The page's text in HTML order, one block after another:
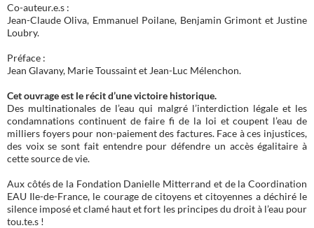
Co-auteur.e.s :
Jean-Claude Oliva, Emmanuel Poilane, Benjamin Grimont et Justine
Loubry.
Préface :
Jean Glavany, Marie Toussaint et Jean-Luc Mélenchon.
Cet ouvrage est le récit d’une victoire historique.
Des multinationales de l’eau qui malgré l’interdiction légale et les
condamnations continuent de faire fi de la loi et coupent l’eau de
milliers foyers pour non-paiement des factures. Face à ces injustices,
des voix se sont fait entendre pour défendre un accès égalitaire à
cette source de vie.
Aux côtés de la Fondation Danielle Mitterrand et de la Coordination
EAU Ile-de-France, le courage de citoyens et citoyennes a déchiré le
silence imposé et clamé haut et fort les principes du droit à l’eau pour
tou.te.s !